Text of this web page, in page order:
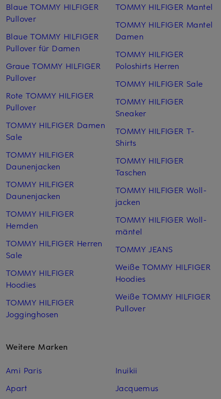
Blaue TOMMY HILFIGER
Pullover
Blaue TOMMY HILFIGER
Pullover für Damen
Graue TOMMY HILFIGER
Pullover
Rote TOMMY HILFIGER
Pullover
TOMMY HILFIGER Damen
Sale
TOMMY HILFIGER
Daunenjacken
TOMMY HILFIGER
Daunenjacken
TOMMY HILFIGER
Hemden
TOMMY HILFIGER Herren
Sale
TOMMY HILFIGER
Hoodies
TOMMY HILFIGER
Jogginghosen
TOMMY HILFIGER Mantel
TOMMY HILFIGER Mantel
Damen
TOMMY HILFIGER
Poloshirts Herren
TOMMY HILFIGER Sale
TOMMY HILFIGER
Sneaker
TOMMY HILFIGER T-
Shirts
TOMMY HILFIGER
Taschen
TOMMY HILFIGER Woll­
jacken
TOMMY HILFIGER Woll­
mäntel
TOMMY JEANS
Weiße TOMMY HILFIGER
Hoodies
Weiße TOMMY HILFIGER
Pullover
Weitere Marken
Ami Paris
Apart
Inuikii
Jacquemus